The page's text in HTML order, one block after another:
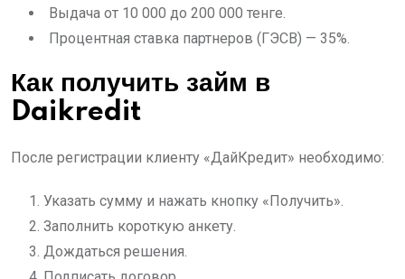
Выдача от 10 000 до 200 000 тенге.
Процентная ставка партнеров (ГЭСВ) — 35%.
Как получить займ в
Daikredit
После регистрации клиенту «ДайКредит» необходимо:
Указать сумму и нажать кнопку «Получить».
Заполнить короткую анкету.
Дождаться решения.